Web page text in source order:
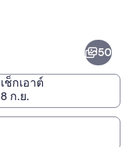
50
เช็กเอาต์
8 ก.ย.